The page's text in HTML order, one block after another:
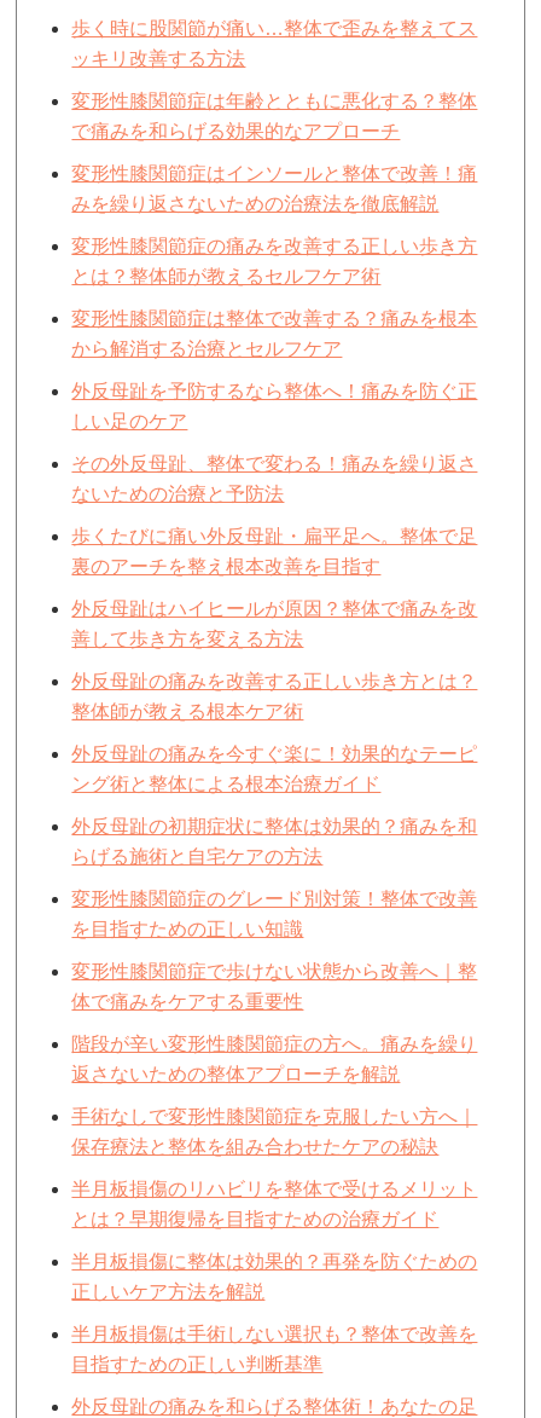
歩く時に股関節が痛い…整体で歪みを整えてス
ッキリ改善する方法
変形性膝関節症は年齢とともに悪化する？整体
で痛みを和らげる効果的なアプローチ
変形性膝関節症はインソールと整体で改善！痛
みを繰り返さないための治療法を徹底解説
変形性膝関節症の痛みを改善する正しい歩き方
とは？整体師が教えるセルフケア術
変形性膝関節症は整体で改善する？痛みを根本
から解消する治療とセルフケア
外反母趾を予防するなら整体へ！痛みを防ぐ正
しい足のケア
その外反母趾、整体で変わる！痛みを繰り返さ
ないための治療と予防法
歩くたびに痛い外反母趾・扁平足へ。整体で足
裏のアーチを整え根本改善を目指す
外反母趾はハイヒールが原因？整体で痛みを改
善して歩き方を変える方法
外反母趾の痛みを改善する正しい歩き方とは？
整体師が教える根本ケア術
外反母趾の痛みを今すぐ楽に！効果的なテーピ
ング術と整体による根本治療ガイド
外反母趾の初期症状に整体は効果的？痛みを和
らげる施術と自宅ケアの方法
変形性膝関節症のグレード別対策！整体で改善
を目指すための正しい知識
変形性膝関節症で歩けない状態から改善へ｜整
体で痛みをケアする重要性
階段が辛い変形性膝関節症の方へ。痛みを繰り
返さないための整体アプローチを解説
手術なしで変形性膝関節症を克服したい方へ｜
保存療法と整体を組み合わせたケアの秘訣
半月板損傷のリハビリを整体で受けるメリット
とは？早期復帰を目指すための治療ガイド
半月板損傷に整体は効果的？再発を防ぐための
正しいケア方法を解説
半月板損傷は手術しない選択も？整体で改善を
目指すための正しい判断基準
外反母趾の痛みを和らげる整体術！あなたの足